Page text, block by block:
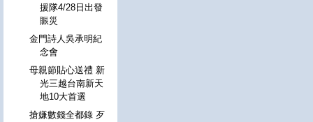
援隊4/28日出發
賑災
金門詩人吳承明紀
念會
母親節貼心送禮 新
光三越台南新天
地10大首選
搶嫌數錢全都錄 歹